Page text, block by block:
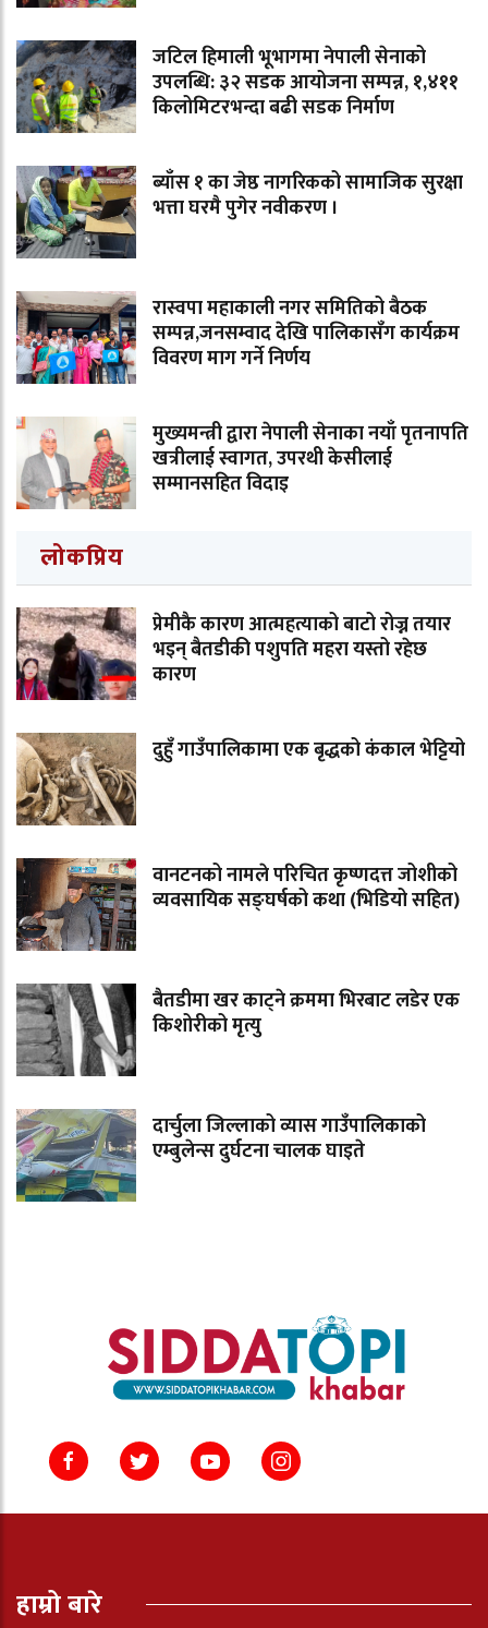
जटिल हिमाली भूभागमा नेपाली सेनाको
उपलब्धि: ३२ सडक आयोजना सम्पन्न, १,४११
किलोमिटरभन्दा बढी सडक निर्माण
ब्याँस १ का जेष्ठ नागरिकको सामाजिक सुरक्षा
भत्ता घरमै पुगेर नवीकरण ।
रास्वपा महाकाली नगर समितिको बैठक
सम्पन्न,जनसम्वाद देखि पालिकासँग कार्यक्रम
विवरण माग गर्ने निर्णय
मुख्यमन्त्री द्वारा नेपाली सेनाका नयाँ पृतनापति
खत्रीलाई स्वागत, उपरथी केसीलाई
सम्मानसहित विदाइ
लोकप्रिय
प्रेमीकै कारण आत्महत्याको बाटो रोज्न तयार
भइन् बैतडीकी पशुपति महरा यस्तो रहेछ
कारण
दुहुँ गाउँपालिकामा एक बृद्धको कंकाल भेट्टियो
वानटनको नामले परिचित कृष्णदत्त जोशीको
व्यवसायिक सङ्घर्षको कथा (भिडियो सहित)
बैतडीमा खर काट्ने क्रममा भिरबाट लडेर एक
किशोरीको मृत्यु
दार्चुला जिल्लाको व्यास गाउँपालिकाको
एम्बुलेन्स दुर्घटना चालक घाइते
हाम्रो बारे